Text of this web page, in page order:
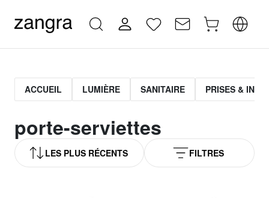
ACCUEIL LUMIÈRE SANITAIRE PRISES &
porte-serviettes
LES PLUS RÉCENTS FILTRES